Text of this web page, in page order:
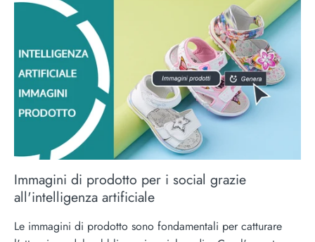
Immagini di prodotto per i social grazie
all'intelligenza artificiale
Le immagini di prodotto sono fondamentali per catturare